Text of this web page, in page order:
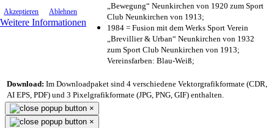
Akzeptieren Ablehnen
Weitere Informationen
„Bewegung“ Neunkirchen von 1920 zum Sport
Club Neunkirchen von 1913;
1984 = Fusion mit dem Werks Sport Verein
„Brevillier & Urban“ Neunkirchen von 1932
zum Sport Club Neunkirchen von 1913;
Vereinsfarben: Blau-Weiß;
Download: Im Downloadpaket sind 4 verschiedene Vektorgrafikformate (CDR,
AI EPS, PDF) und 3 Pixelgrafikformate (JPG, PNG, GIF) enthalten.
×
×